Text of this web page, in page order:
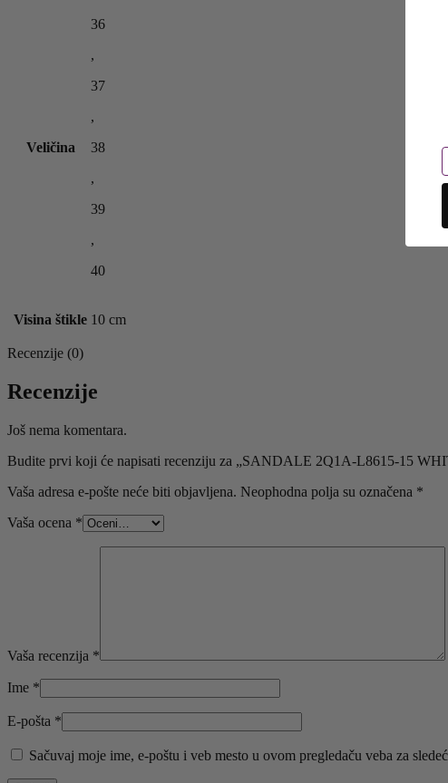
Veličina
36
,
37
,
38
,
39
,
40
Visina štikle 10 cm
Recenzije (0)
Recenzije
Još nema komentara.
Budite prvi koji će napisati recenziju za „SANDALE 2Q1A-L8615-15
Vaša adresa e-pošte neće biti objavljena. Neophodna polja su označena *
Vaša ocena *
Vaša recenzija *
Ime *
E-pošta *
Sačuvaj moje ime, e-poštu i veb mesto u ovom pregledaču veba za